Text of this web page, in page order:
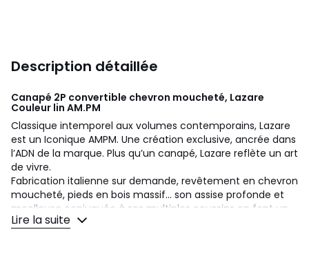
Description détaillée
Canapé 2P convertible chevron moucheté, Lazare
Couleur lin AM.PM
Classique intemporel aux volumes contemporains, Lazare
est un Iconique AMPM. Une création exclusive, ancrée dans
l’ADN de la marque. Plus qu’un canapé, Lazare reflète un art
de vivre.
Fabrication italienne sur demande, revêtement en chevron
moucheté, pieds en bois massif... son assise profonde et
moelleuse conjuguée à ses multiples coussins en font un
canapé totalement dédié au confort. Un iconique signé
Lire la suite